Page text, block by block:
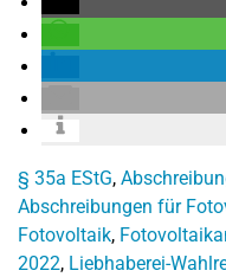
§ 35a EStG,
Abschreibungen für
Fotovoltaik,
2022, Liebhaberei-